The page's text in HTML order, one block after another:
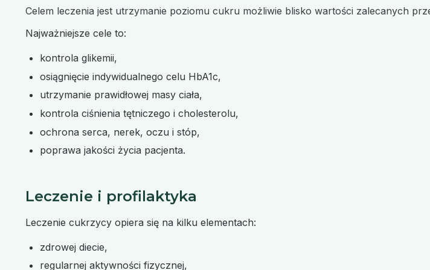
Celem leczenia jest utrzymanie poziomu cukru możliwie blisko wartości zalecanych
Najważniejsze cele to:
kontrola glikemii,
osiągnięcie indywidualnego celu HbA1c,
utrzymanie prawidłowej masy ciała,
kontrola ciśnienia tętniczego i cholesterolu,
ochrona serca, nerek, oczu i stóp,
poprawa jakości życia pacjenta.
Leczenie i profilaktyka
Leczenie cukrzycy opiera się na kilku elementach:
zdrowej diecie,
regularnej aktywności fizycznej,